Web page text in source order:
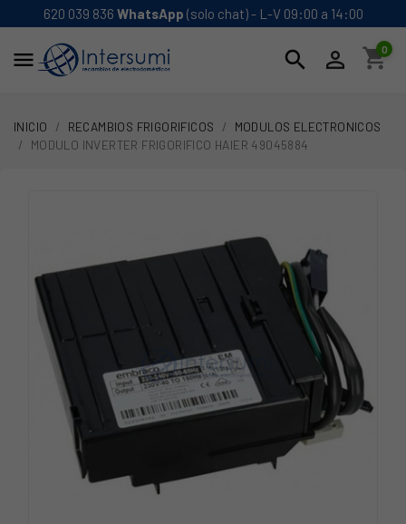
620 039 836 WhatsApp (solo chat) - L-V 09:00 a 14:00
 search  shopping_cart
0
INICIO RECAMBIOS FRIGORIFICOS
MODULOS ELECTRONICOS
MODULO INVERTER FRIGORIFICO HAIER 49045884